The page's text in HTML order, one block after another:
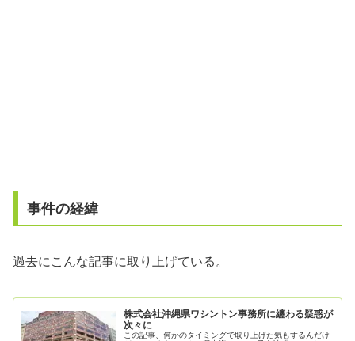
事件の経緯
過去にこんな記事に取り上げている。
株式会社沖縄県ワシントン事務所に纏わる疑惑が
次々に
この記事、何かのタイミングで取り上げた気もするんだけ